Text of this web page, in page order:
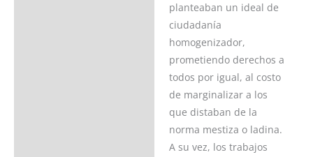
planteaban un ideal de
ciudadanía
homogenizador,
prometiendo derechos a
todos por igual, al costo
de marginalizar a los
que distaban de la
norma mestiza o ladina.
A su vez, los trabajos